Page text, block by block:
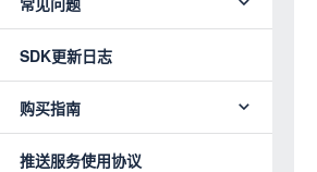
SDK更新日志
购买指南
推送服务使用协议